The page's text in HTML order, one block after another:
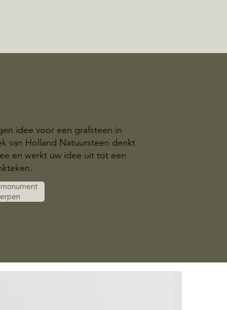
idee voor een grafsteen in
van Holland Natuursteen denkt
en werkt uw idee uit tot een